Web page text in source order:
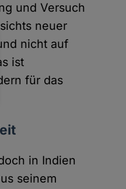
und Versuch
neuer
nicht auf
ist
für das
in Indien
seinem